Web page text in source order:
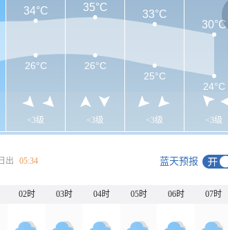
<3级 <3级 <3级 <3级
34°C 35°C
33°C
30°C
26°C
26°C
25°C
24°C
出 05:34 蓝天预报
02时 03时 04时 05时 06时 07时